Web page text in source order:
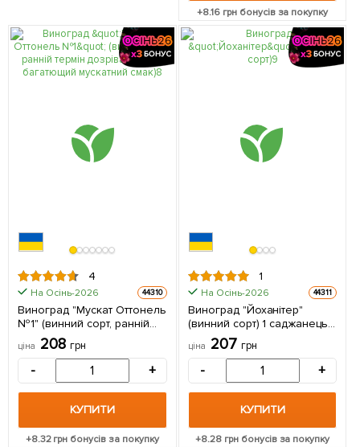
+8.16грн бонусів за покупку
4
На Осінь-2026 44310
Виноград "Мускат Оттонель
№1" (винний сорт, ранній
термін дозрівання, має
багатющий мускатний смак)
1 саджанець в упаковці
ціна 208 грн
- +
КУПИТИ
+8.32грн бонусів за покупку
1
На Осінь-2026 44311
Виноград "Йоханітер"
(винний сорт) 1 саджанець
в упаковці
ціна 207 грн
- +
КУПИТИ
+8.28грн бонусів за покупку